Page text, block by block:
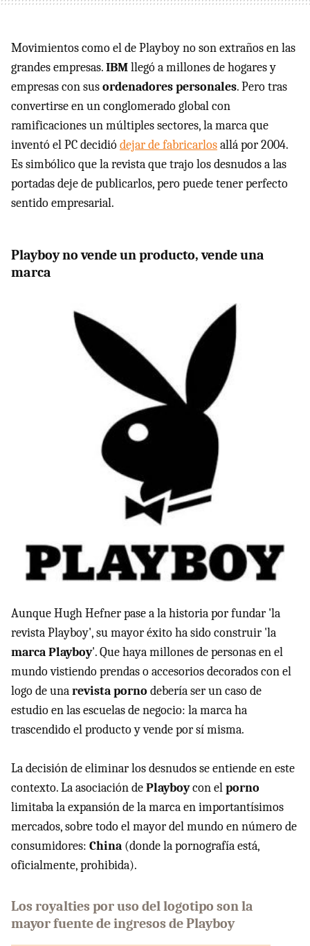
Movimientos como el de Playboy no son extraños en las
grandes empresas.IBMllegó a millones de hogares y
empresas con susordenadores personales. Pero tras
convertirse en un conglomerado global con
ramificaciones un múltiples sectores, la marca que
inventó el PC decidiódejar de fabricarlosallá por 2004.
Es simbólico que la revista que trajo los desnudos a las
portadas deje de publicarlos, pero puede tener perfecto
sentido empresarial.
Playboy no vende un producto, vende una
marca
Aunque Hugh Hefner pase a la historia por fundar 'la
revista Playboy', su mayor éxito ha sido construir 'la
marca Playboy'. Que haya millones de personas en el
mundo vistiendo prendas o accesorios decorados con el
logo de unarevista porno debería ser un caso de
estudio en las escuelas de negocio: la marca ha
trascendido el producto y vende por sí misma.
La decisión de eliminar los desnudos se entiende en este
contexto. La asociación dePlayboycon elporno
limitaba la expansión de la marca en importantísimos
mercados, sobre todo el mayor del mundo en número de
consumidores: China (donde la pornografía está,
oficialmente, prohibida).
Los royalties por uso del logotipo son la
mayor fuente de ingresos de Playboy